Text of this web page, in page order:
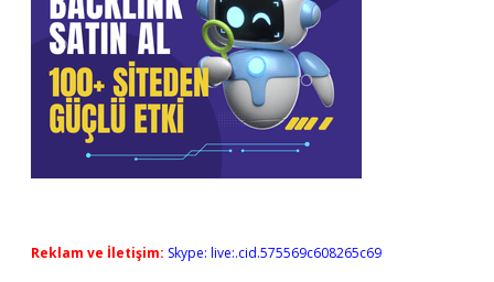
Reklam ve İletişim: Skype: live:.cid.575569c608265c69